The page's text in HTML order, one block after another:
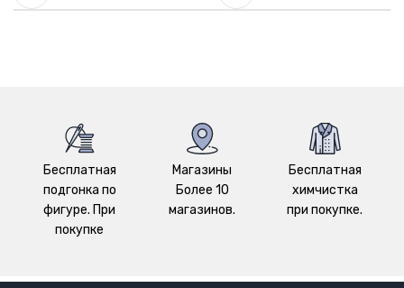
Бесплатная
подгонка по
фигуре. При
покупке
Магазины
Более 10
магазинов.
Бесплатная
химчистка
при покупке.